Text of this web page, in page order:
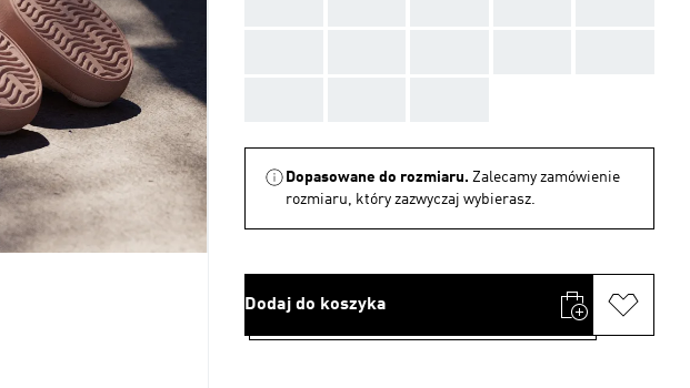
Dopasowane do rozmiaru. Zalecamy zamówienie
rozmiaru, który zazwyczaj wybierasz.
Dodaj do koszyka